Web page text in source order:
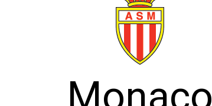
Monaco